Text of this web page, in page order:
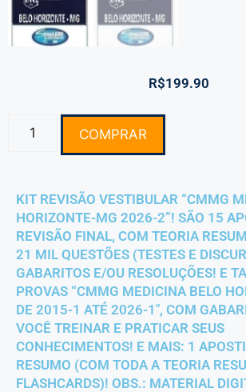
R$199.90
COMPRAR
KIT REVISÃO VESTIBULAR “CMMG
HORIZONTE-MG 2026-2”! SÃO 15
REVISÃO FINAL, COM TEORIA
21 MIL QUESTÕES (TESTES E
GABARITOS E/OU RESOLUÇÕES! E
PROVAS “CMMG MEDICINA BELO
DE 2015-1 ATÉ 2026-1″, COM
VOCÊ TREINAR E PRATICAR SEUS
CONHECIMENTOS! E MAIS: 1
RESUMO (COM TODA A TEORIA
FLASHCARDS)! OBS.: MATERIAL